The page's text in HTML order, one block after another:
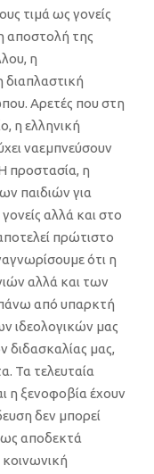
τιμά ως γονείς
αποστολή της
η
διαπλαστική
Αρετές που στη
η ελληνική
ναεμπνεύσουν
προστασία, η
παιδιών για
αλλά και στο
πρώτιστο
ότι η
αλλά και των
από υπαρκτή
ιδεολογικών μας
μας,
Τα τελευταία
η ξενοφοβία έχουν
δεν μπορεί
αποδεκτά